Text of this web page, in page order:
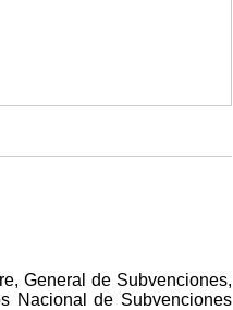
General de Subvenciones,
Nacional de Subvenciones